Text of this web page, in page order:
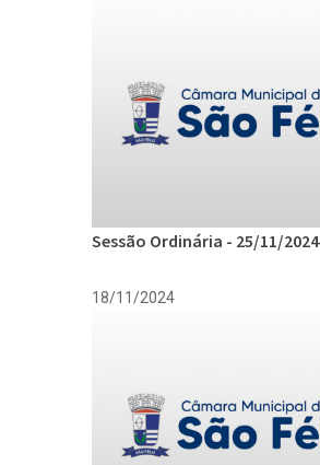
Sessão Ordinária - 25/11/2024
18/11/2024